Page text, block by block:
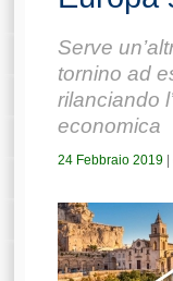
Serve
tornino ad
rilanciando
economica
24 Febbraio 2019